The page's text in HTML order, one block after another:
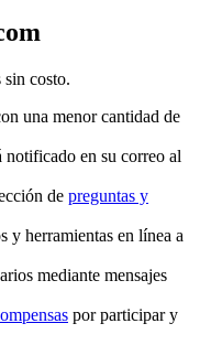
sin costo.
una menor cantidad de
notificado en su correo al
de preguntas y
y herramientas en línea a
mediante mensajes
por participar y